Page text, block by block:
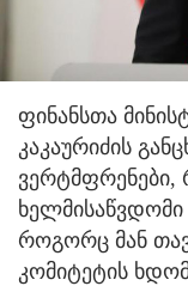
ფინანსთა
კაკაურიძის
ვერტმფრენები,
როგორც მან
კომიტეტის